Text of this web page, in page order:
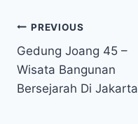
Navigasi
pos
PREVIOUS
Gedung Joang 45 –
Wisata Bangunan
Bersejarah Di Jakarta